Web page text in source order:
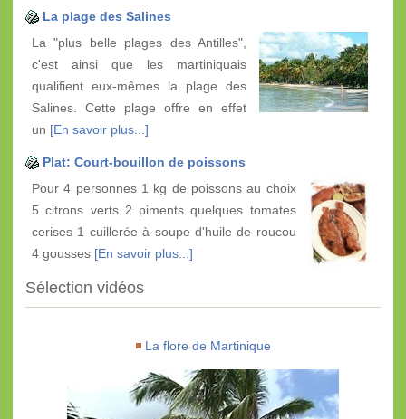
La plage des Salines
La "plus belle plages des Antilles",
c'est ainsi que les martiniquais
qualifient eux-mêmes la plage des
Salines. Cette plage offre en effet
un [En savoir plus...]
Plat: Court-bouillon de poissons
Pour 4 personnes 1 kg de poissons au choix
5 citrons verts 2 piments quelques tomates
cerises 1 cuillerée à soupe d'huile de roucou
4 gousses [En savoir plus...]
Sélection vidéos
La flore de Martinique